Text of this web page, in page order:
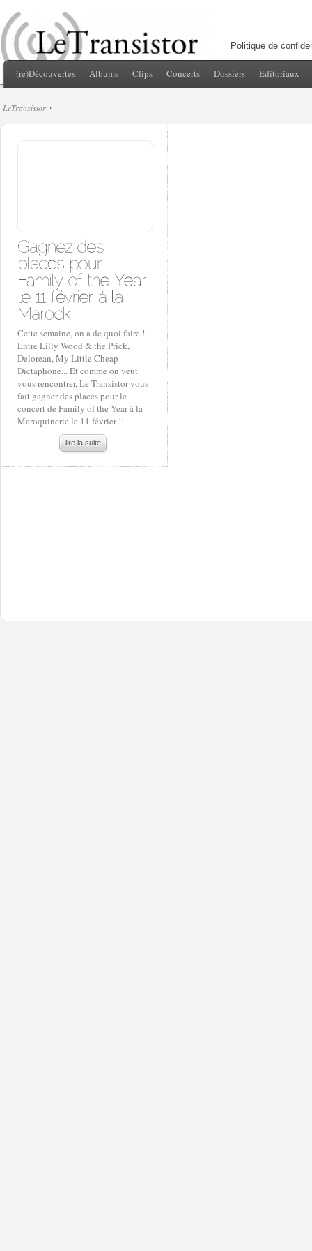
Politique de
(re)Découvertes Albums Clips Concerts Dossiers Editoriaux
LeTransistor
Cette semaine, on a de quoi faire !
Entre Lilly Wood & the Prick,
Delorean, My Little Cheap
Dictaphone... Et comme on veut
vous rencontrer, Le Transistor vous
fait gagner des places pour le
concert de Family of the Year à la
Maroquinerie le 11 février !!
lire la suite